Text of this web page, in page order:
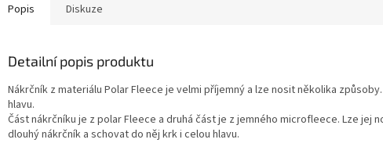
Popis Diskuze
Detailní popis produktu
Nákrčník z materiálu Polar Fleece je velmi příjemný a lze nosit několika
hlavu.
Část nákrčníku je z polar Fleece a druhá část je z jemného microfleece. Lze jej
dlouhý nákrčník a schovat do něj krk i celou hlavu.